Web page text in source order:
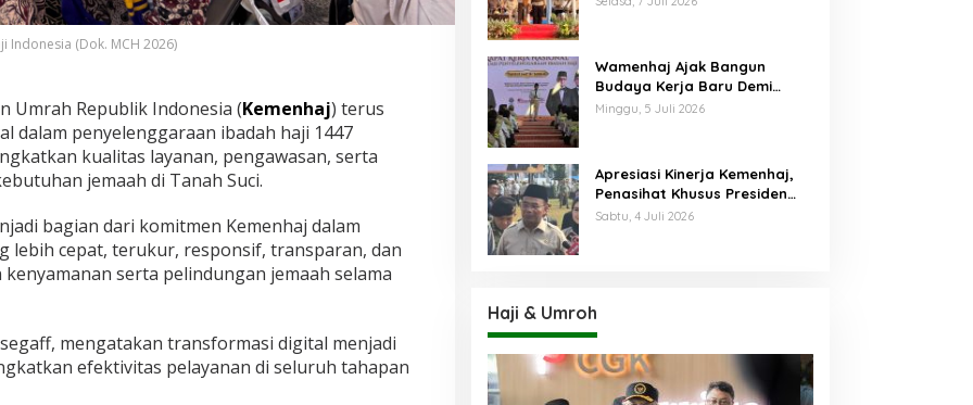
Indonesia (Dok. MCH 2026)
Umrah Republik Indonesia (Kemenhaj) terus
dalam penyelenggaraan ibadah haji 1447
kualitas layanan, pengawasan, serta
jemaah di Tanah Suci.
bagian dari komitmen Kemenhaj dalam
lebih cepat, terukur, responsif, transparan, dan
serta pelindungan jemaah selama
mengatakan transformasi digital menjadi
efektivitas pelayanan di seluruh tahapan
Wamenhaj Ajak Bangun
Budaya Kerja Baru Demi
Pelayanan Terbaik bagi
Minggu, 5 Juli 2026
Apresiasi Kinerja Kemenhaj,
Penasihat Khusus Presiden
Nilai Transisi
Sabtu, 4 Juli 2026
Haji & Umroh